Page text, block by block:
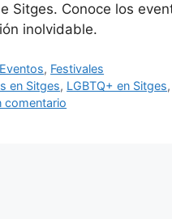
Sitges. Conoce los
inolvidable.
Eventos, Festivales
en Sitges, LGBTQ+ en Sitges,
comentario